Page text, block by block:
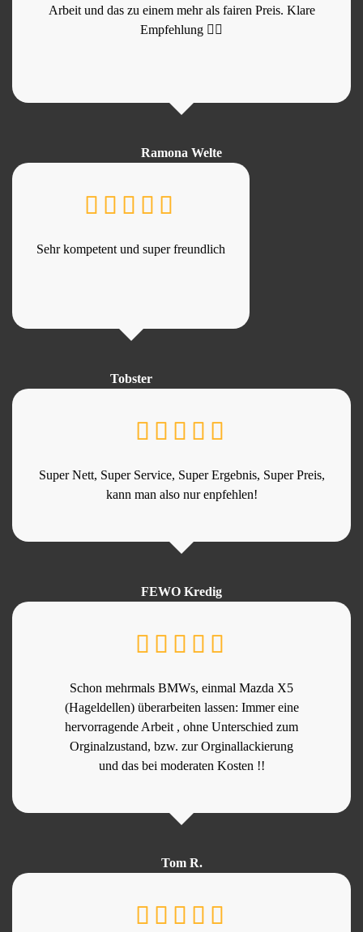
Arbeit und das zu einem mehr als fairen Preis. Klare
Empfehlung 👍🏻
Ramona Welte
Sehr kompetent und super freundlich
Tobster
Super Nett, Super Service, Super Ergebnis, Super Preis,
kann man also nur enpfehlen!
FEWO Kredig
Schon mehrmals BMWs, einmal Mazda X5
(Hageldellen) überarbeiten lassen: Immer eine
hervorragende Arbeit , ohne Unterschied zum
Orginalzustand, bzw. zur Orginallackierung
und das bei moderaten Kosten !!
Tom R.